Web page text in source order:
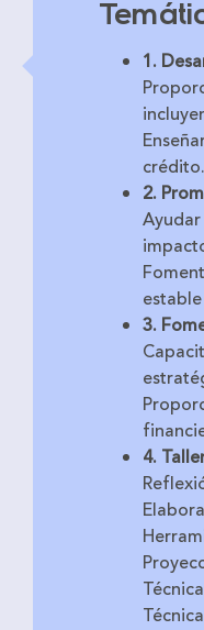
1.
crédito.
2.
3.
4.